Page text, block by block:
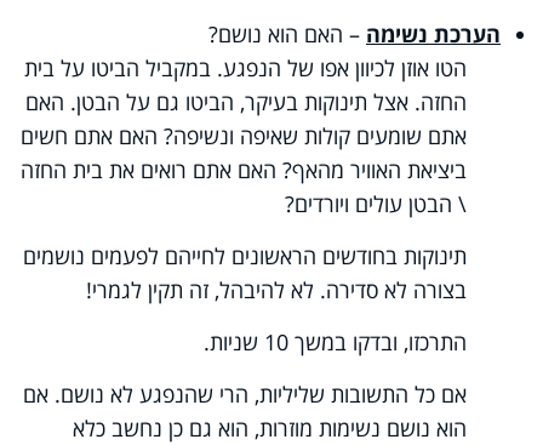
הערכת נשימה – האם הוא נושם?
הטו אוזן לכיוון אפו של הנפגע. במקביל הביטו על בית
החזה. אצל תינוקות בעיקר, הביטו גם על הבטן. האם
אתם שומעים קולות שאיפה ונשיפה? האם אתם חשים
ביציאת האוויר מהאף? האם אתם רואים את בית החזה
\ הבטן עולים ויורדים?
תינוקות בחודשים הראשונים לחייהם לפעמים נושמים
בצורה לא סדירה. לא להיבהל, זה תקין לגמרי!
התרכזו, ובדקו במשך 10 שניות.
אם כל התשובות שליליות, הרי שהנפגע לא נושם. אם
הוא נושם נשימות מוזרות, הוא גם כן נחשב כלא